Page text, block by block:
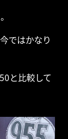
ではかなり
と比較して